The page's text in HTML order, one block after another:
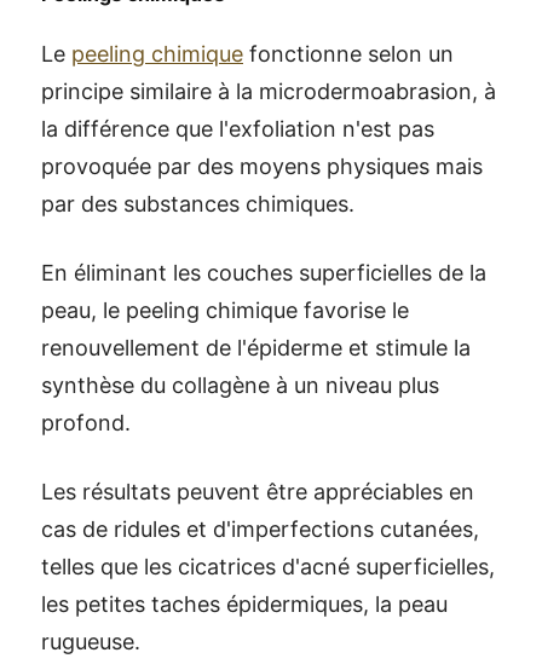
Le peeling chimique fonctionne selon un
principe similaire à la microdermoabrasion, à
la différence que l'exfoliation n'est pas
provoquée par des moyens physiques mais
par des substances chimiques.
En éliminant les couches superficielles de la
peau, le peeling chimique favorise le
renouvellement de l'épiderme et stimule la
synthèse du collagène à un niveau plus
profond.
Les résultats peuvent être appréciables en
cas de ridules et d'imperfections cutanées,
telles que les cicatrices d'acné superficielles,
les petites taches épidermiques, la peau
rugueuse.